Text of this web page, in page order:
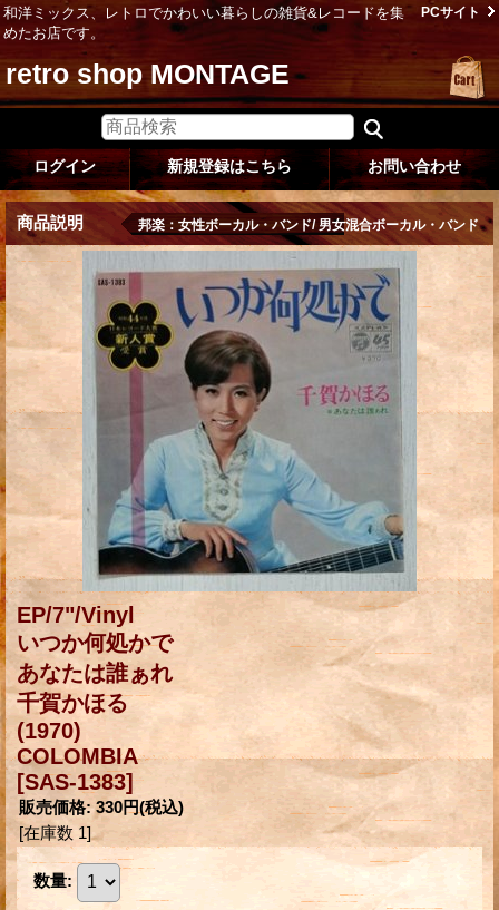
和洋ミックス、レトロでかわいい暮らしの雑貨&レコードを集
めたお店です。
PCサイト
retro shop MONTAGE
ログイン 新規登録はこちら お問い合わせ
商品説明 邦楽：女性ボーカル・バンド/ 男女混合ボーカル・バンド
EP/7"/Vinyl
いつか何処かで
あなたは誰ぁれ
千賀かほる
(1970)
COLOMBIA
[SAS-1383]
販売価格: 330円(税込)
[在庫数 1]
数量: